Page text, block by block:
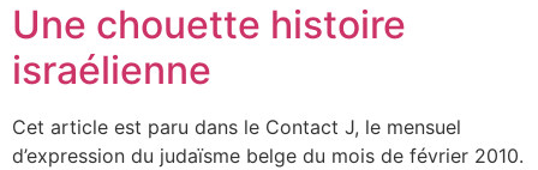
Une chouette histoire
israélienne
Cet article est paru dans le Contact J, le mensuel
d’expression du judaïsme belge du mois de février 2010.